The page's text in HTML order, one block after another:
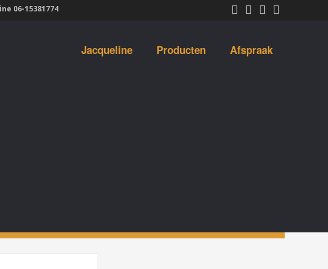
06-15381774
Jacqueline Producten Afspraak